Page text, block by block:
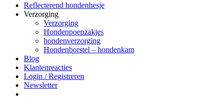
Reflecterend hondenhesje
Verzorging
Verzorging
Hondenpoepzakjes
hondenverzorging
Hondenborstel – hondenkam
Blog
Klantenreacties
Login / Registreren
Newsletter